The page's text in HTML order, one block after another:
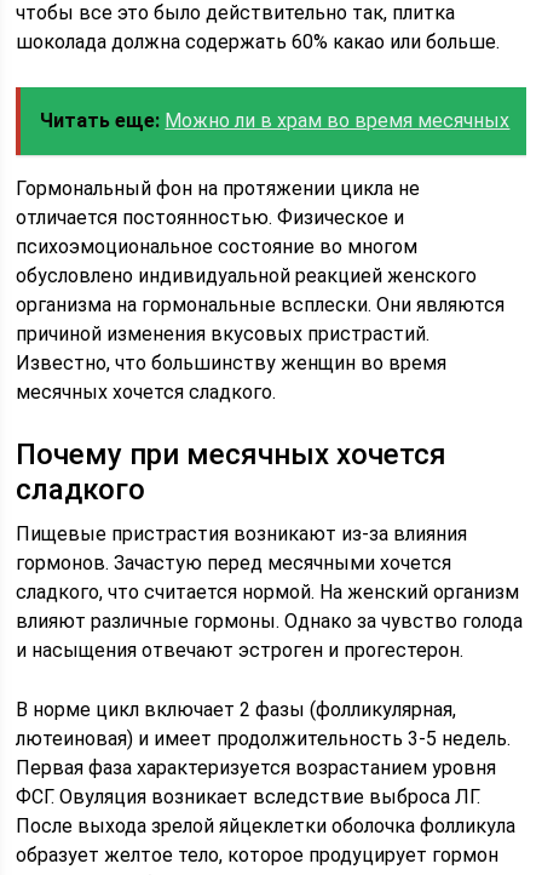
чтобы все это было действительно так, плитка
шоколада должна содержать 60% какао или больше.
Читать еще: Можно ли в храм во время месячных
Гормональный фон на протяжении цикла не
отличается постоянностью. Физическое и
психоэмоциональное состояние во многом
обусловлено индивидуальной реакцией женского
организма на гормональные всплески. Они являются
причиной изменения вкусовых пристрастий.
Известно, что большинству женщин во время
месячных хочется сладкого.
Почему при месячных хочется
сладкого
Пищевые пристрастия возникают из-за влияния
гормонов. Зачастую перед месячными хочется
сладкого, что считается нормой. На женский организм
влияют различные гормоны. Однако за чувство голода
и насыщения отвечают эстроген и прогестерон.
В норме цикл включает 2 фазы (фолликулярная,
лютеиновая) и имеет продолжительность 3-5 недель.
Первая фаза характеризуется возрастанием уровня
ФСГ. Овуляция возникает вследствие выброса ЛГ.
После выхода зрелой яйцеклетки оболочка фолликула
образует желтое тело, которое продуцирует гормон